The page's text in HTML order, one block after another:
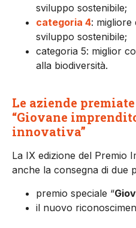
sviluppo sostenibile;
categoria 4:
sviluppo sostenibile;
categoria 5: miglior
alla biodiversità.
Le aziende
“Giovane
innovativa”
La IX edizione del Premio
anche la consegna di due
premio speciale “
il nuovo